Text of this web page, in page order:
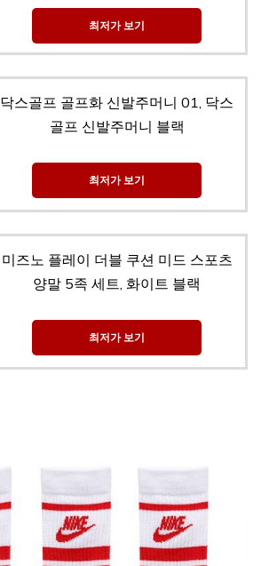
최저가 보기
닥스골프 골프화 신발주머니 01, 닥스
골프 신발주머니 블랙
최저가 보기
미즈노 플레이 더블 쿠션 미드 스포츠
양말 5족 세트, 화이트 블랙
최저가 보기